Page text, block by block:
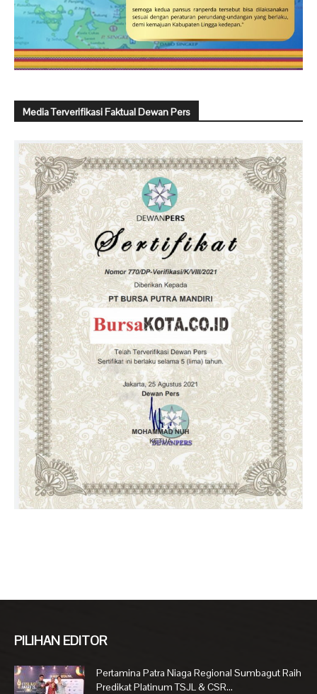
Media Terverifikasi Faktual Dewan Pers
PILIHAN EDITOR
Pertamina Patra Niaga Regional Sumbagut Raih
Predikat Platinum TSJL & CSR...